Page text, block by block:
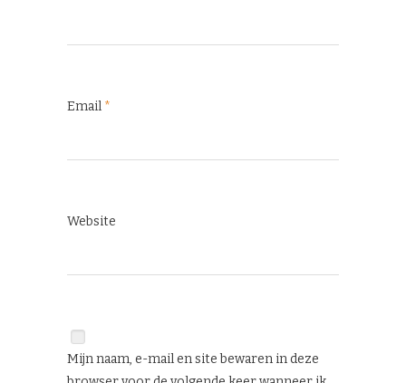
Email *
Website
Mijn naam, e-mail en site bewaren in deze